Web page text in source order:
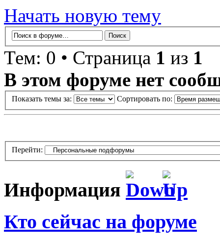
Начать новую тему
Тем: 0 • Страница 1 из 1
В этом форуме нет
Показать темы за: Сортировать по:
Перейти:
Информация
Кто сейчас на форуме